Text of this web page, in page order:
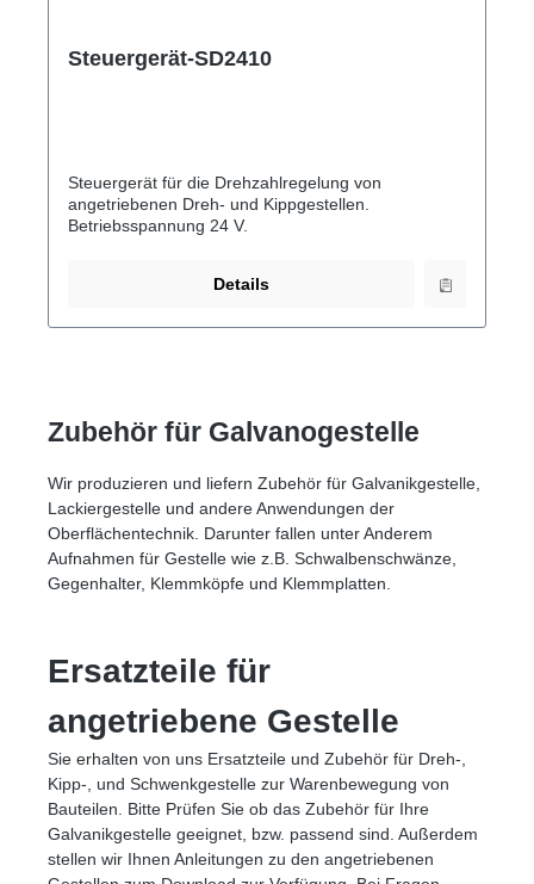
Steuergerät-SD2410
Steuergerät für die Drehzahlregelung von
angetriebenen Dreh- und Kippgestellen.
Betriebsspannung 24 V.
Details
Zubehör für Galvanogestelle
Wir produzieren und liefern Zubehör für Galvanikgestelle,
Lackiergestelle und andere Anwendungen der
Oberflächentechnik. Darunter fallen unter Anderem
Aufnahmen für Gestelle wie z.B. Schwalbenschwänze,
Gegenhalter, Klemmköpfe und Klemmplatten.
Ersatzteile für
angetriebene Gestelle
Sie erhalten von uns Ersatzteile und Zubehör für Dreh-,
Kipp-, und Schwenkgestelle zur Warenbewegung von
Bauteilen. Bitte Prüfen Sie ob das Zubehör für Ihre
Galvanikgestelle geeignet, bzw. passend sind. Außerdem
stellen wir Ihnen Anleitungen zu den angetriebenen